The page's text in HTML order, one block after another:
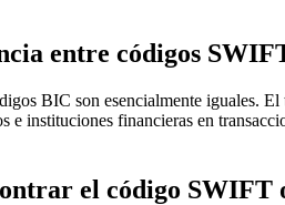
entre códigos
BIC son esencialmente iguales.
e instituciones financieras en
el código SWIFT